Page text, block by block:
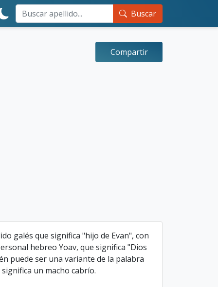
Buscar
Compartir
galés que significa "hijo de Evan", con
hebreo Yoav, que significa "Dios
puede ser una variante de la palabra
un macho cabrío.